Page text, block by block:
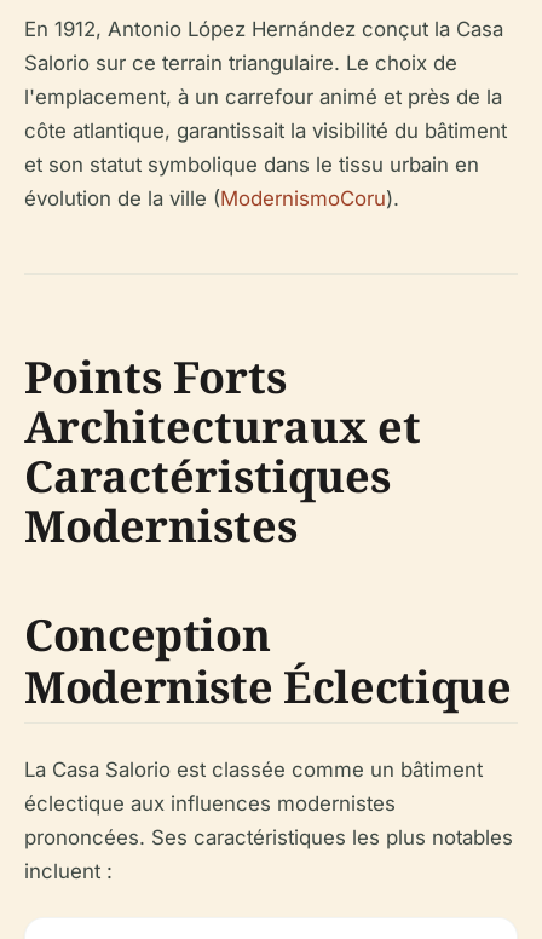
En 1912, Antonio López Hernández conçut la Casa
Salorio sur ce terrain triangulaire. Le choix de
l'emplacement, à un carrefour animé et près de la
côte atlantique, garantissait la visibilité du bâtiment
et son statut symbolique dans le tissu urbain en
évolution de la ville (ModernismoCoru).
Points Forts
Architecturaux et
Caractéristiques
Modernistes
Conception
Moderniste Éclectique
La Casa Salorio est classée comme un bâtiment
éclectique aux influences modernistes
prononcées. Ses caractéristiques les plus notables
incluent :